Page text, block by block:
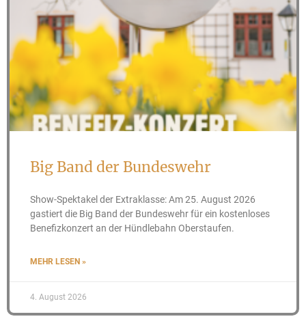
Big Band der Bundeswehr
Show-Spektakel der Extraklasse: Am 25. August 2026
gastiert die Big Band der Bundeswehr für ein kostenloses
Benefizkonzert an der Hündlebahn Oberstaufen.
MEHR LESEN »
4. August 2026